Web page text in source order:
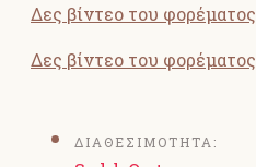
Δες βίντεο του φορέματος
Δες βίντεο του φορέματος
ΔΙΑΘΕΣΙΜΟΤΗΤΑ: